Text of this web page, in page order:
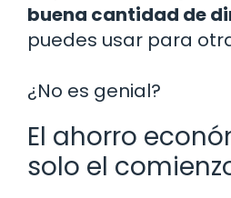
buena cantidad de
puedes usar para
¿No es genial?
El ahorro
solo el